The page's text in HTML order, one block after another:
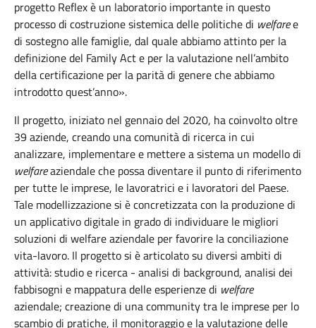
progetto Reflex è un laboratorio importante in questo
processo di costruzione sistemica delle politiche di welfaree
di sostegno alle famiglie, dal quale abbiamo attinto per la
definizione del Family Act e per la valutazione nell’ambito
della certificazione per la parità di genere che abbiamo
introdotto quest’anno».
Il progetto, iniziato nel gennaio del 2020, ha coinvolto oltre
39 aziende, creando una comunità di ricerca in cui
analizzare, implementare e mettere a sistema un modello di
welfareaziendale che possa diventare il punto di riferimento
per tutte le imprese, le lavoratrici e i lavoratori del Paese.
Tale modellizzazione si è concretizzata con la produzione di
un applicativo digitale in grado di individuare le migliori
soluzioni di welfare aziendale per favorire la conciliazione
vita-lavoro. Il progetto si è articolato su diversi ambiti di
attività: studio e ricerca - analisi di background, analisi dei
fabbisogni e mappatura delle esperienze di welfare
aziendale; creazione di una community tra le imprese per lo
scambio di pratiche, il monitoraggio e la valutazione delle